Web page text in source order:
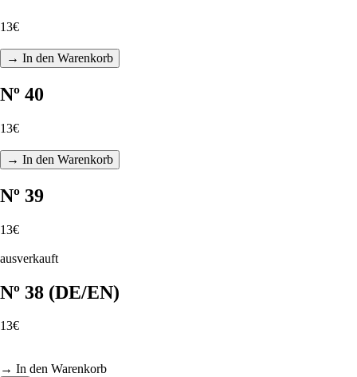
13€
→ In den Warenkorb
Nº 40
13€
→ In den Warenkorb
Nº 39
13€
ausverkauft
Nº 38 (DE/EN)
13€
→ In den Warenkorb